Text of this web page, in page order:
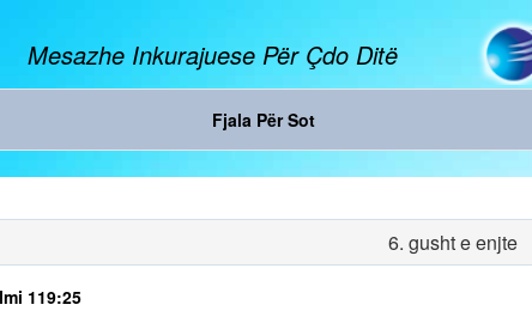
Mesazhe Inkurajuese Për Çdo Ditë
Fjala Për Sot
6. gusht e enjte
119:25